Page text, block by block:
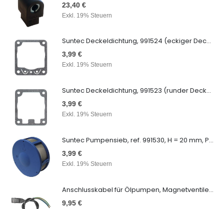
23,40 €
Exkl. 19% Steuern
Suntec Deckeldichtung, 991524 (eckiger Deckel), AN, AS, AE, AL...
3,99 €
Exkl. 19% Steuern
Suntec Deckeldichtung, 991523 (runder Deckel), AN, AS, AE, AL...
3,99 €
Exkl. 19% Steuern
Suntec Pumpensieb, ref. 991530, H = 20 mm, Pumpenfilter passen für AN/AE/AS/AP/AU/AUV, ALE, AP2/3-AT2/3 45/55/65
3,99 €
Exkl. 19% Steuern
Anschlusskabel für Ölpumpen, Magnetventile, 190 cm
9,95 €